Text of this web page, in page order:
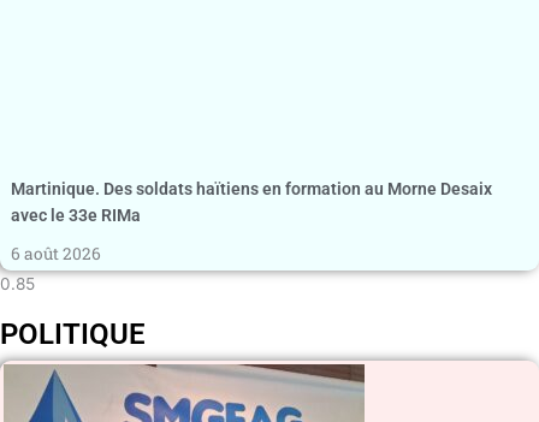
Martinique. Des soldats haïtiens en formation au Morne Desaix
avec le 33e RIMa
6 août 2026
POLITIQUE